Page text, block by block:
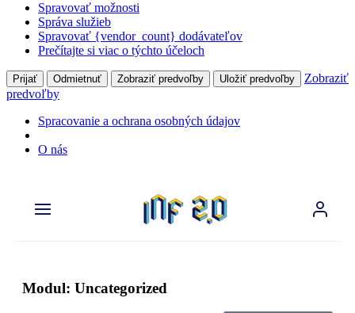
Spravovať možnosti
Správa služieb
Spravovať {vendor_count} dodávateľov
Prečítajte si viac o týchto účeloch
Prijať Odmietnuť Zobraziť predvoľby Uložiť predvoľby
Zobraziť
predvoľby
Spracovanie a ochrana osobných údajov
O nás
Modul: Uncategorized